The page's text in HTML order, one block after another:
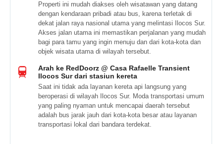
Properti ini mudah diakses oleh wisatawan yang datang
dengan kendaraan pribadi atau bus, karena terletak di
dekat jalan raya nasional utama yang melintasi Ilocos Sur.
Akses jalan utama ini memastikan perjalanan yang mudah
bagi para tamu yang ingin menuju dan dari kota-kota dan
objek wisata utama di wilayah tersebut.
Arah ke RedDoorz @ Casa Rafaelle Transient
Ilocos Sur dari stasiun kereta
Saat ini tidak ada layanan kereta api langsung yang
beroperasi di wilayah Ilocos Sur. Moda transportasi umum
yang paling nyaman untuk mencapai daerah tersebut
adalah bus jarak jauh dari kota-kota besar atau layanan
transportasi lokal dari bandara terdekat.